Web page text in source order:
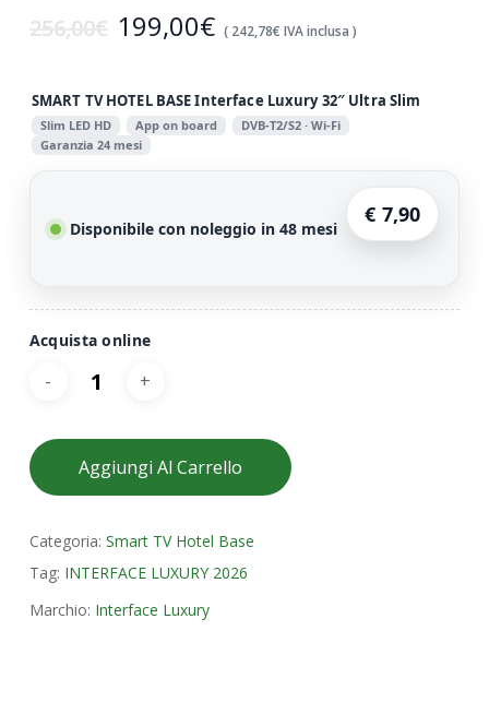
256,00€ Il
prezzo
originale
era:
256,00€.
199,00€Il
attuale
è:
( 242,78€ IVA inclusa )
SMART TV HOTEL BASE Interface Luxury 32″ Ultra Slim
Slim LED HD App on board
DVB‑T2/S2 · Wi‑Fi
Garanzia 24 mesi
Disponibile con noleggio in 48 mesi
€ 7,90
Acquista online
Aggiungi Al Carrello
Categoria: Smart TV Hotel Base
Tag: INTERFACE LUXURY 2026
Marchio: Interface Luxury